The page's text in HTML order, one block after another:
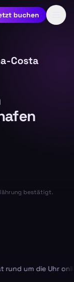
buchen
Costa
bestätigt.
um die Uhr